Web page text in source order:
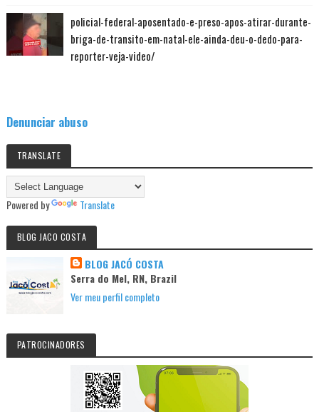
policial-federal-aposentado-e-preso-apos-atirar-durante-
briga-de-transito-em-natal-ele-ainda-deu-o-dedo-para-
reporter-veja-video/
Denunciar abuso
TRANSLATE
Powered by Translate
BLOG JACO COSTA
BLOG JACÓ COSTA
Serra do Mel, RN, Brazil
Ver meu perfil completo
PATROCINADORES